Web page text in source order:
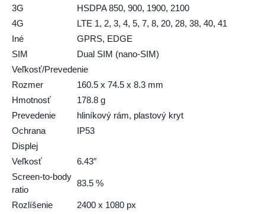
3G
HSDPA 850, 900, 1900, 2100
4G
LTE 1, 2, 3, 4, 5, 7, 8, 20, 28, 38, 40, 41
Iné
GPRS, EDGE
SIM
Dual SIM (nano-SIM)
Veľkosť/Prevedenie
Rozmer
160.5 x 74.5 x 8.3 mm
Hmotnosť
178.8 g
Prevedenie
hliníkový rám, plastový kryt
Ochrana
IP53
Displej
Veľkosť
6.43″
Screen-to-body
ratio
83.5 %
Rozlíšenie
2400 x 1080 px